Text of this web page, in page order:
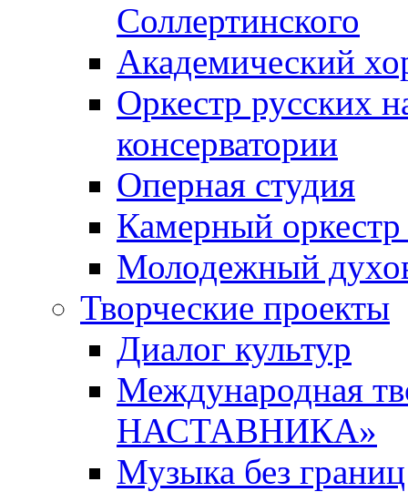
Соллертинского
Академический
Оркестр русских
консерватории
Оперная студия
Камерный оркестр
Молодежный
Творческие проекты
Диалог культур
Международная
НАСТАВНИКА»
Музыка без границ